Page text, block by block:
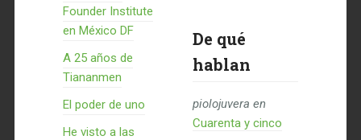
Founder Institute
en México DF
A 25 años de
Tiananmen
El poder de uno
He visto a las
De qué
hablan
piolojuvera en
Cuarenta y cinco